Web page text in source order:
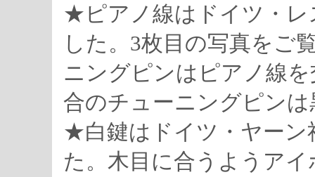
★ピアノ線はドイツ・レ
した。3枚目の写真をご
ニングピンはピアノ線
合のチューニングピン
★白鍵はドイツ・ヤーン
た。木目に合うようア